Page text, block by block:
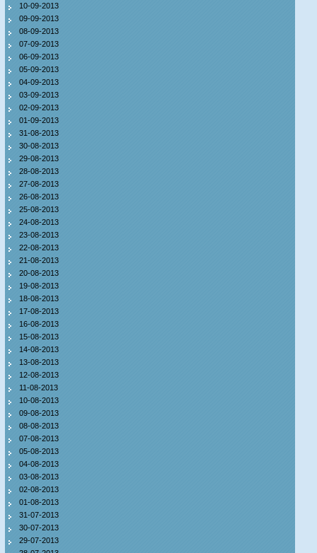
10-09-2013
09-09-2013
08-09-2013
07-09-2013
06-09-2013
05-09-2013
04-09-2013
03-09-2013
02-09-2013
01-09-2013
31-08-2013
30-08-2013
29-08-2013
28-08-2013
27-08-2013
26-08-2013
25-08-2013
24-08-2013
23-08-2013
22-08-2013
21-08-2013
20-08-2013
19-08-2013
18-08-2013
17-08-2013
16-08-2013
15-08-2013
14-08-2013
13-08-2013
12-08-2013
11-08-2013
10-08-2013
09-08-2013
08-08-2013
07-08-2013
05-08-2013
04-08-2013
03-08-2013
02-08-2013
01-08-2013
31-07-2013
30-07-2013
29-07-2013